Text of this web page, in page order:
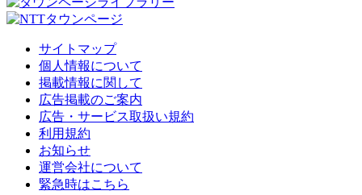
サイトマップ
個人情報について
掲載情報に関して
広告掲載のご案内
広告・サービス取扱い規約
利用規約
お知らせ
運営会社について
緊急時はこちら